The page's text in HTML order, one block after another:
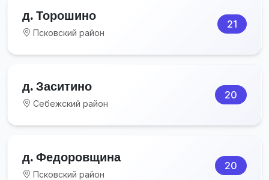
д. Торошино
Псковский район
21
д. Заситино
Себежский район
20
д. Федоровщина
Псковский район
20